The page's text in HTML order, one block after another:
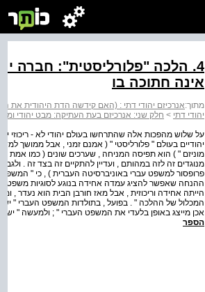
4. הלכה "פלורליסטית": חברה
אינה חתוכה בו
מתוך:אנרכיזם יהודי דתי : (האם קידשה הדת היהודית את
יהודי דתי > חלק שני: אנרכיזם בעת העתיקה: מבט יהודי
על שלוש מהפכות אלה שהתרחשו בעולם יהודי לא - ריכוזי
יהודיים בעולם " פלורליסטי " ( אמנם זמני , אבל ממושך
מוניזם " ) הוא תפיסה המניחה , שערכים שונים ( כמו אמת
מנוגדים זה לזה במהותם , ועדיין להתקיים זה בצד זה .
פרופסור למשפט עברי באוניברסיטה העברית ) , כי "
ההנחה שאפשר להציג עמדה אחידה בנוגע לסוגיות
הייתה אחידה וריכוזית , אבל מאז חורבן הבית הוא נעדר ,
המכלול של ההלכה " . בפועל , בתולדות המשפט העברי " ישנם
אכן מייצג באופן בלעדי את המשפט העברי " ; ולמעשה "
הספר